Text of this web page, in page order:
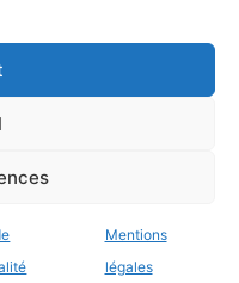
Mentions
légales